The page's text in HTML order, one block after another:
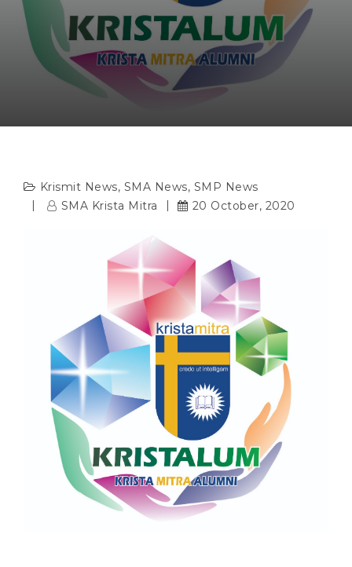
Krismit News, SMA News, SMP News
SMA Krista Mitra
20 October, 2020